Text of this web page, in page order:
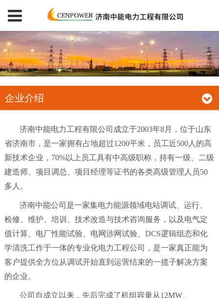
企业介绍
济南中能电力工程有限公司成立于2003年8月，位于山东
省济南市，是一家拥有占地超过1200平米，员工近500人的高
新技术企业，70%以上员工具有中高级职称，持有一级、二级
建造师、项目调总、项目经理等证书的各类高级管理人员50
多人。
济南中能公司是一家集电力能源领域电站调试、运行、
检修、维护、培训、技术改造与技术咨询服务，以及电气定
值计算、电厂性能试验、电网涉网试验、DCS逻辑组态和化
学清洗工作于一体的专业化电力工程公司，是一家真正能为
客户提供全方位从调试开始直到运营结束的一揽子解决方案
的企业。
公司自成立以来，先后完成了机组容量从12MW、